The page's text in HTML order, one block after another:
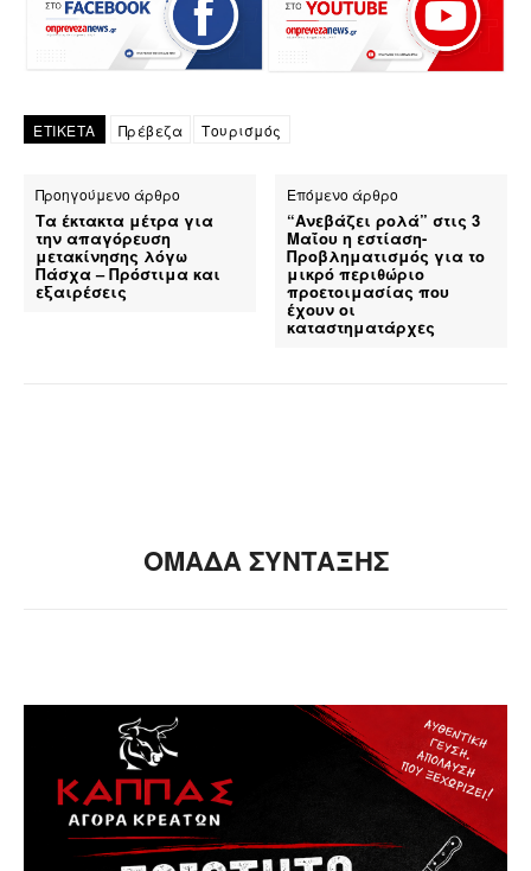
ΕΤΙΚΕΤΑ Πρέβεζα Τουρισμός
Προηγούμενο άρθρο
Τα έκτακτα μέτρα για
την απαγόρευση
μετακίνησης λόγω
Πάσχα – Πρόστιμα και
εξαιρέσεις
Επόμενο άρθρο
“Ανεβάζει ρολά” στις 3
Μαΐου η εστίαση-
Προβληματισμός για το
μικρό περιθώριο
προετοιμασίας που
έχουν οι
καταστηματάρχες
ΟΜΑΔΑ ΣΥΝΤΑΞΗΣ